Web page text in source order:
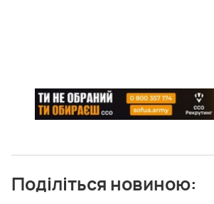
Поділіться новиною: